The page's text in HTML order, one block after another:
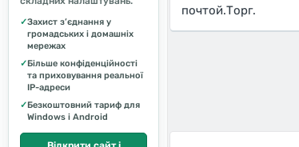
✓Захист з’єднання у
громадських і домашніх
мережах
✓Більше конфіденційності
та приховування реальної
IP-адреси
✓Безкоштовний тариф для
Windows і Android
почтой.Торг.